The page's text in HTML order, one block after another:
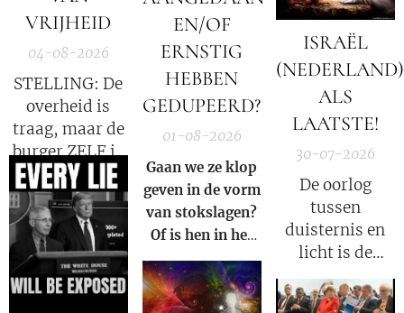
VRIJHEID
04-08-2026
STELLING: De
overheid is
traag, maar de
burger ZELF is
de oorzaak!
EN/OF
ERNSTIG
HEBBEN
GEDUPEERD?
01-08-2026
Gaan we ze klop
geven in de vorm
van stokslagen?
Of is hen in het
Licht zetten van
de Waarheid een
veel grotere
Charlie Ward
Daily News
ISRAËL
(NEDERLAND)
ALS
LAATSTE!
30-07-2026
De oorlog
tussen
duisternis en
licht is de
oorlog tussen
Satan en God.